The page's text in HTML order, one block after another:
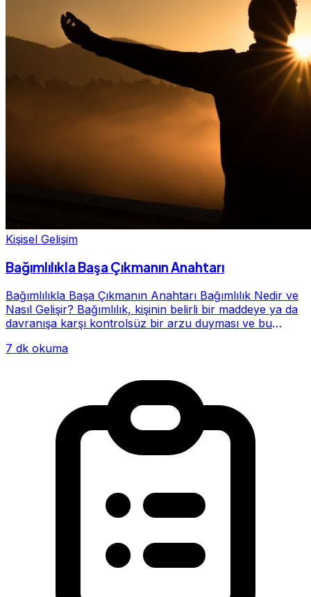
Kişisel Gelişim
Bağımlılıkla Başa Çıkmanın Anahtarı
Bağımlılıkla Başa Çıkmanın Anahtarı Bağımlılık Nedir ve
Nasıl Gelişir? Bağımlılık, kişinin belirli bir maddeye ya da
davranışa karşı kontrolsüz bir arzu duyması ve bu
7 dk okuma